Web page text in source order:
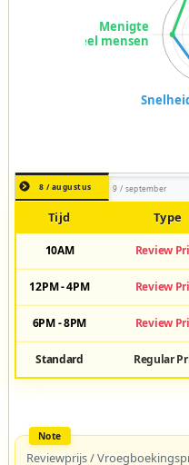
8 / augustus 9 / september
Tijd Type
10AM Review
12PM - 4PM Review
6PM - 8PM Review
Standard Regular
Reviewprijs /